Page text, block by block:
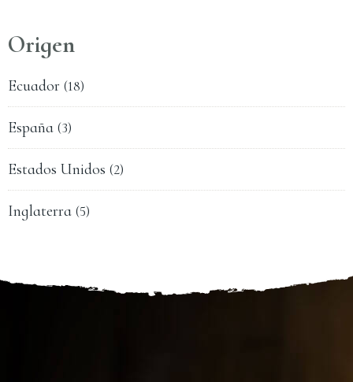
Origen
Ecuador (18)
España (3)
Estados Unidos (2)
Inglaterra (5)